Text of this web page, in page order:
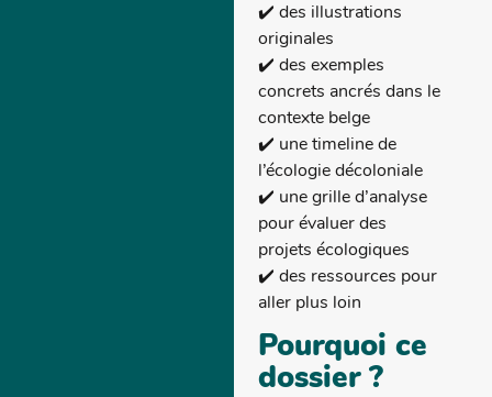
✔️ des illustrations
originales
✔️ des exemples
concrets ancrés dans le
contexte belge
✔️ une timeline de
l’écologie décoloniale
✔️ une grille d’analyse
pour évaluer des
projets écologiques
✔️ des ressources pour
aller plus loin
Pourquoi ce
dossier ?